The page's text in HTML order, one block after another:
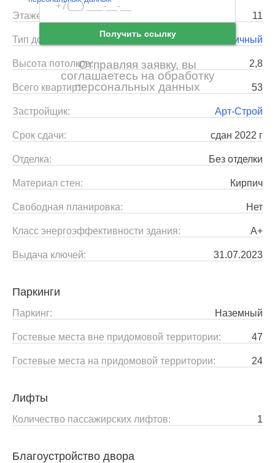
Ещё нет аккаунта?
Зарегистрироваться
Этажей: 11
Тип дома: Кирпичный
Высота потолков: 2,8
Всего квартир: 53
Застройщик: Арт-Строй
Срок сдачи: сдан 2022 г
Отделка: Без отделки
Материал стен: Кирпич
Свободная планировка: Нет
Класс энергоэффективности здания: A+
Выдача ключей: 31.07.2023
Паркинги
Паркинг: Наземный
Гостевые места вне придомовой территории: 47
Гостевые места на придомовой территории: 24
Лифты
Количество пассажирских лифтов: 1
Благоустройство двора
Получить ссылку
Отправляя заявку, вы
соглашаетесь на обработку
персональных данных